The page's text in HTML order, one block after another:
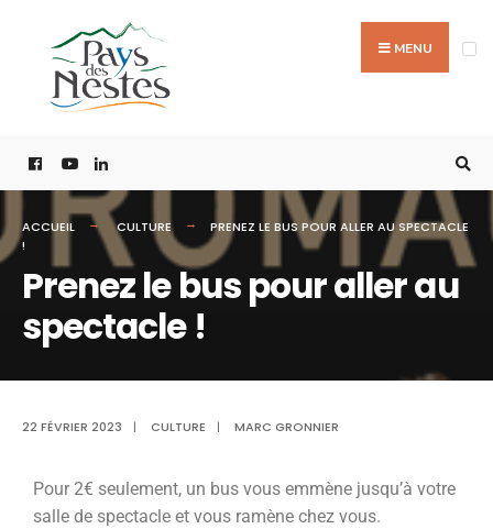
MENU
ACCUEIL CULTURE
PRENEZ LE BUS POUR ALLER AU SPECTACLE
!
Prenez le bus pour aller au
spectacle !
22 FÉVRIER 2023 | CULTURE | MARC GRONNIER
Pour 2€ seulement, un bus vous emmène jusqu’à votre
salle de spectacle et vous ramène chez vous.